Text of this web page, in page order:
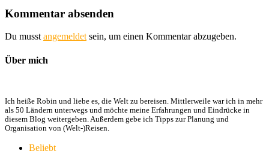
Kommentar absenden
Du musst angemeldet sein, um einen Kommentar abzugeben.
Über mich
Ich heiße Robin und liebe es, die Welt zu bereisen. Mittlerweile war ich in mehr
als 50 Ländern unterwegs und möchte meine Erfahrungen und Eindrücke in
diesem Blog weitergeben. Außerdem gebe ich Tipps zur Planung und
Organisation von (Welt-)Reisen.
Beliebt